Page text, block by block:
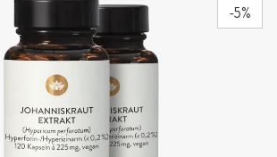
-5%